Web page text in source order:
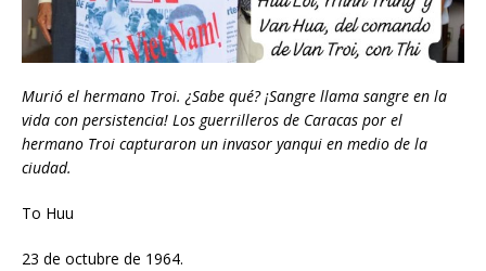
Murió el hermano Troi. ¿Sabe qué?¡Sangre llama sangre en la
vida con persistencia! Los guerrilleros de Caracas por el
hermano Troi capturaron un invasor yanqui en medio de la
ciudad.
To Huu
23 de octubre de 1964.